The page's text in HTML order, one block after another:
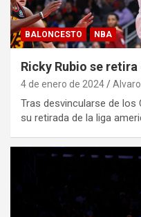
BALONCESTO NBA
Ricky Rubio se retira
4 de enero de 2024
Tras desvincularse de los
su retirada de la liga